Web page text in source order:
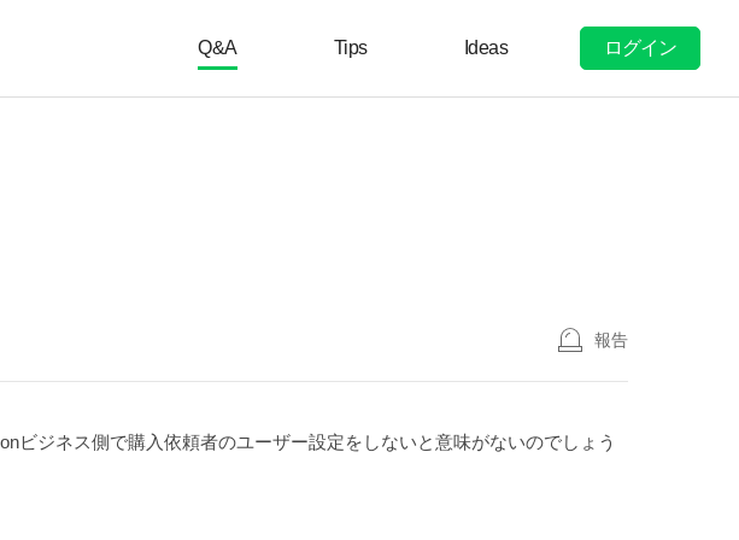
Q&A Tips Ideas ログイン
報告
ジネス側で購入依頼者のユーザー設定をしないと意味がないのでしょう